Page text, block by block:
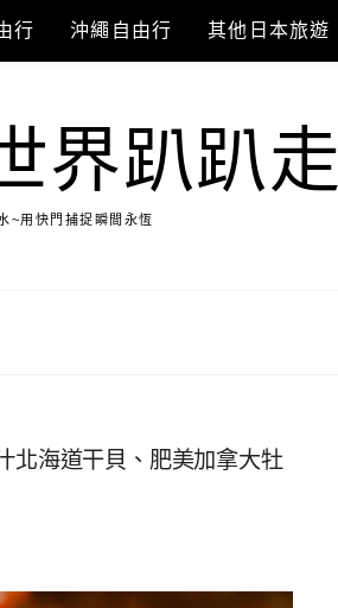
行 沖繩自由行 其他日本旅遊
界趴趴走
~用快門捕捉瞬間永恆
北海道干貝、肥美加拿大牡